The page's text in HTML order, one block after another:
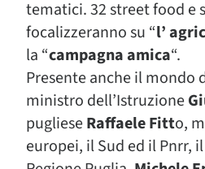
tematici. 32 street food e
focalizzeranno su “l’
la “campagna amica“.
Presente anche il mondo
ministro dell’Istruzione
puglieseRaffaele Fitto,
europei, il Sud ed il Pnrr,